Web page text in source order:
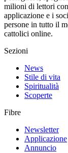
milioni di lettori
applicazione e i
persone in tutto il
cattolici online.
Sezioni
News
Stile di vita
Spiritualità
Scoperte
Fibre
Newsletter
Applicazione
Annuncio